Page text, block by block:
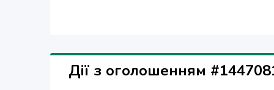
Дії з оголошенням